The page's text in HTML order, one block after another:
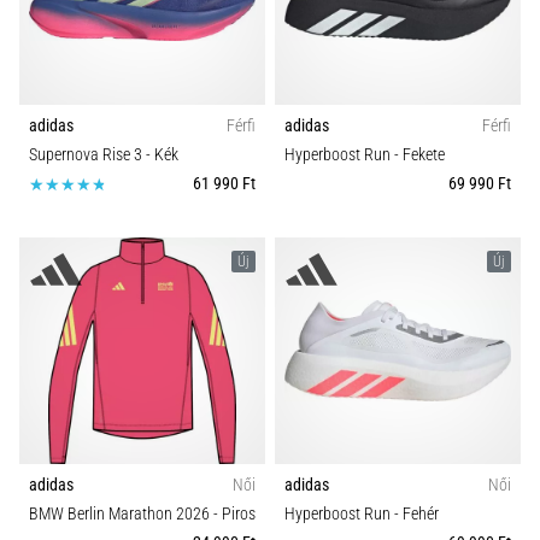
és
hogyan
őket?
ingafutás
sebességet,
mozgékonyságot
irányváltási
képességet
teszteli.
Hogyan
Szín
cipő típusok
Talaj
Futástípus
Stopli Típus
Táv
adidas
Férfi
Supernova Rise 3 - Kék
61 990 Ft
adidas
Férfi
Hyperboost Run - Fekete
69 990 Ft
Új
adidas
Női
BMW Berlin Marathon 2026 - Piros
Új
adidas
Női
Hyperboost Run - Fehér